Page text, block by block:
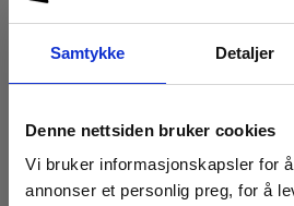
Samtykke Detaljer
Denne nettsiden bruker cookies
Vi bruker informasjonskapsler for
annonser et personlig preg, for å